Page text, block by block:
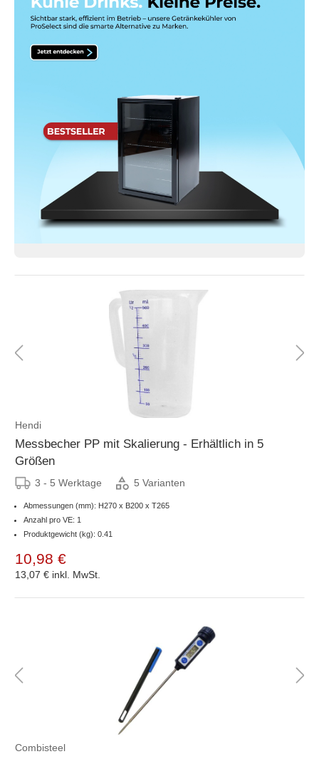
Hendi
Messbecher PP mit Skalierung - Erhältlich in 5
Größen
3 - 5 Werktage 5 Varianten
Abmessungen (mm): H270 x B200 x T265
Anzahl pro VE: 1
Produktgewicht (kg): 0.41
10,98 €
13,07 € inkl. MwSt.
Combisteel